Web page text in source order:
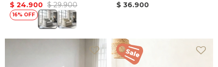
$ 24.900 $ 29.900
16
Espuma D28
$ 36.900